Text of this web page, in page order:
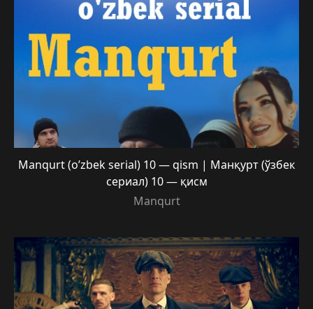
Manqurt (o’zbek serial) 10 — qism | Манқурт (ўзбек
сериал) 10 — қисм
Manqurt